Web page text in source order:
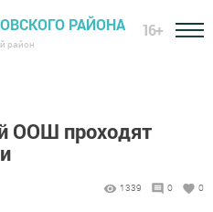
РАЙОНА
район
16+
ООШ проходят
1339 0 0